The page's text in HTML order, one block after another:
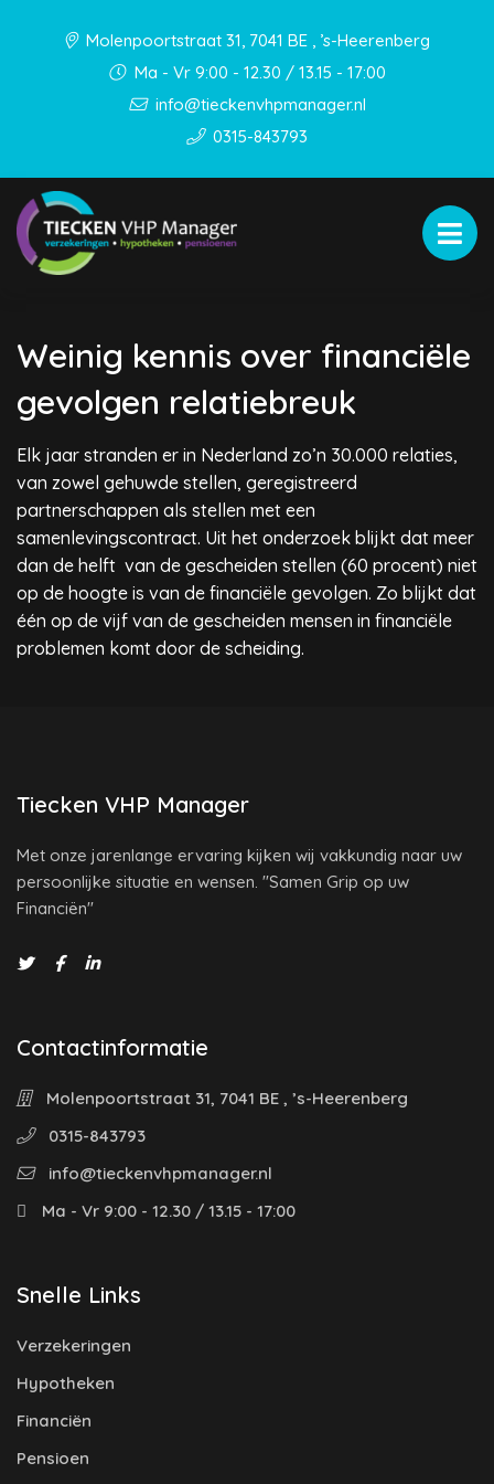
Molenpoortstraat 31, 7041 BE , ’s-Heerenberg
Ma - Vr 9:00 - 12.30 / 13.15 - 17:00
info@tieckenvhpmanager.nl
0315-843793
Weinig kennis over financiële
gevolgen relatiebreuk
Elk jaar stranden er in Nederland zo’n 30.000 relaties,
van zowel gehuwde stellen, geregistreerd
partnerschappen als stellen met een
samenlevingscontract. Uit het onderzoek blijkt dat meer
dan de helft van de gescheiden stellen (60 procent) niet
op de hoogte is van de financiële gevolgen. Zo blijkt dat
één op de vijf van de gescheiden mensen in financiële
problemen komt door de scheiding.
Tiecken VHP Manager
Met onze jarenlange ervaring kijken wij vakkundig naar uw
persoonlijke situatie en wensen. "Samen Grip op uw
Financiën"
Contactinformatie
Molenpoortstraat 31, 7041 BE , ’s-Heerenberg
0315-843793
info@tieckenvhpmanager.nl
Ma - Vr 9:00 - 12.30 / 13.15 - 17:00
Snelle Links
Verzekeringen
Hypotheken
Financiën
Pensioen